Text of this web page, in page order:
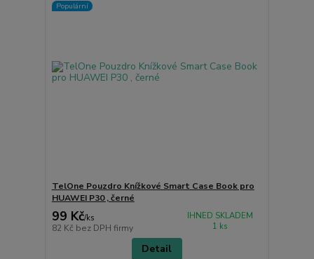
Populární
TelOne Pouzdro Knížkové Smart Case Book pro
HUAWEI P30 , černé
99 Kč/ks
82 Kč bez DPH firmy
IHNED SKLADEM
1 ks
Detail